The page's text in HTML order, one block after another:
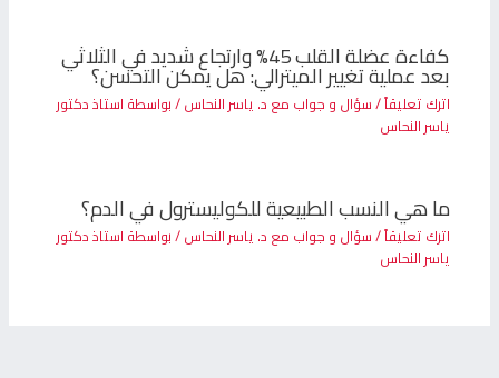
كفاءة عضلة القلب 45% وارتجاع شديد في الثلاثي
بعد عملية تغيير الميترالي: هل يمكن التحسن؟
اترك تعليقاً/سؤال و جواب مع د. ياسر النحاس/ بواسطة استاذ دكتور
ياسر النحاس
ما هي النسب الطبيعية للكوليسترول في الدم؟
اترك تعليقاً/سؤال و جواب مع د. ياسر النحاس/ بواسطة استاذ دكتور
ياسر النحاس